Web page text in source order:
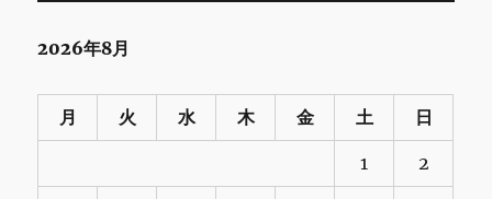
2026年8月
月 火 水 木 金 土 日
1 2